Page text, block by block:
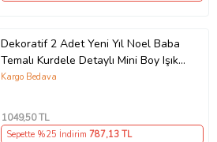
Dekoratif 2 Adet Yeni Yıl Noel Baba
Temalı Kurdele Detaylı Mini Boy Işıklı
Kar Küresi 6,5 cm
Kargo Bedava
1049,50 TL
Sepette %25 İndirim 787,13 TL